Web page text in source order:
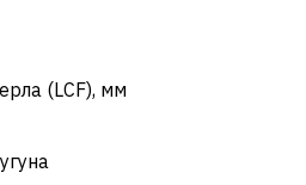
(LCF), мм